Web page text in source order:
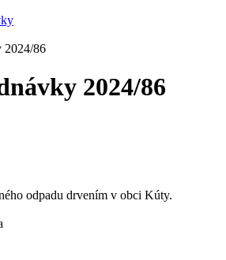
2024/86
2024/86
odpadu drvením v obci Kúty.